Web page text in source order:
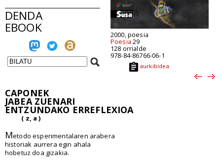
DENDA
EBOOK 2000, poesia
Poesia 29
128 orrialde
978-84-86766-06-1
aurkibidea
CAPONEK
JABEA ZUENARI
ENTZUNDAKO ERREFLEXIOA
( z, a )
Metodo esperimentalaren arabera
historiak aurrera egin ahala
hobetuz doa gizakia.